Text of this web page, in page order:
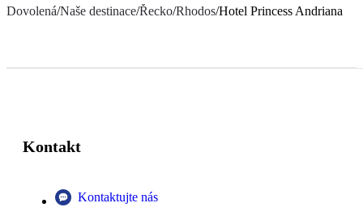
Dovolená/Naše destinace/Řecko/Rhodos/Hotel Princess Andriana
Kontakt
Kontaktujte nás